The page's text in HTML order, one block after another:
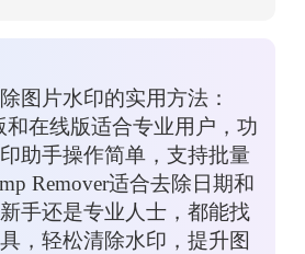
图片水印的实用方法：
和在线版适合专业用户，功
助手操作简单，支持批量
Remover适合去除日期和
手还是专业人士，都能找
，轻松清除水印，提升图